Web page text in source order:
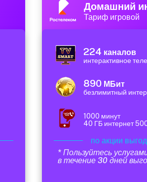
Домашний
Тариф игровой
224 каналов
интерактивное
890 МБит
безлимитный
1000 минут
40 ГБ интернет
по акции
* Пользуйтесь
в течение 30 дней